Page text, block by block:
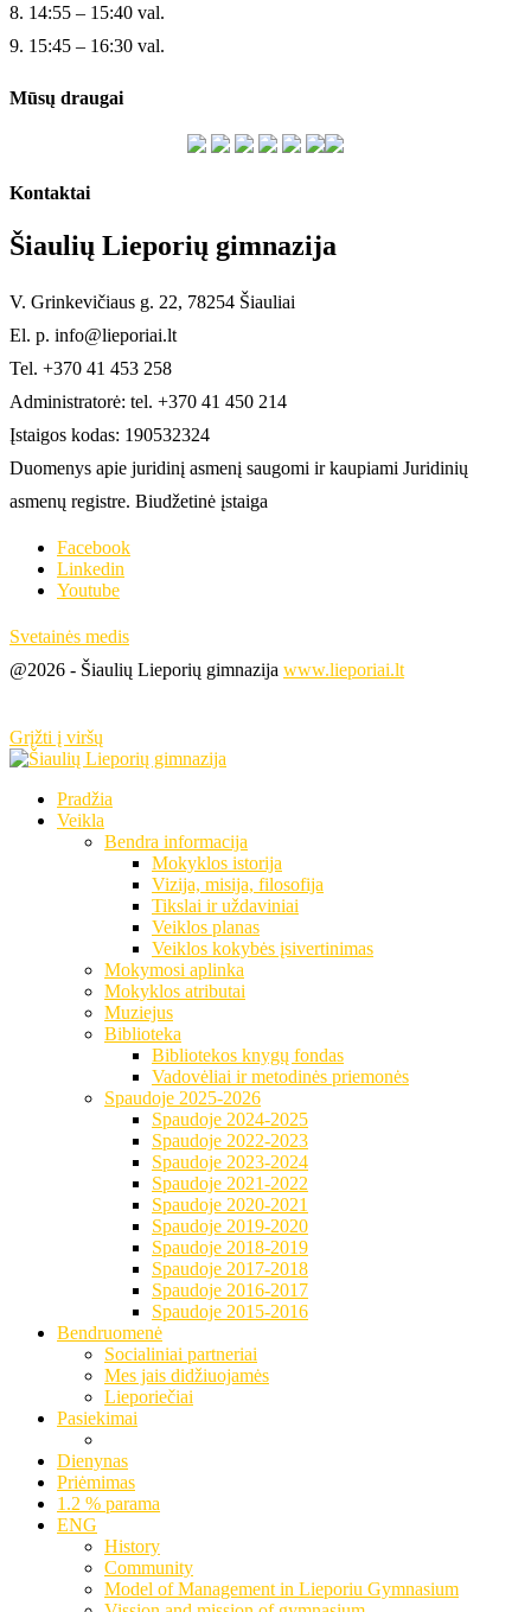
8. 14:55 – 15:40 val.
9. 15:45 – 16:30 val.
Mūsų draugai
Kontaktai
Šiaulių Lieporių gimnazija
V. Grinkevičiaus g. 22, 78254 Šiauliai
El. p. info@lieporiai.lt
Tel. +370 41 453 258
Administratorė: tel. +370 41 450 214
Įstaigos kodas: 190532324
Duomenys apie juridinį asmenį saugomi ir kaupiami Juridinių
asmenų registre. Biudžetinė įstaiga
Facebook
Linkedin
Youtube
Svetainės medis
@2026 - Šiaulių Lieporių gimnazija www.lieporiai.lt
Grįžti į viršų
Pradžia
Veikla
Bendra informacija
Mokyklos istorija
Vizija, misija, filosofija
Tikslai ir uždaviniai
Veiklos planas
Veiklos kokybės įsivertinimas
Mokymosi aplinka
Mokyklos atributai
Muziejus
Biblioteka
Bibliotekos knygų fondas
Vadovėliai ir metodinės priemonės
Spaudoje 2025-2026
Spaudoje 2024-2025
Spaudoje 2022-2023
Spaudoje 2023-2024
Spaudoje 2021-2022
Spaudoje 2020-2021
Spaudoje 2019-2020
Spaudoje 2018-2019
Spaudoje 2017-2018
Spaudoje 2016-2017
Spaudoje 2015-2016
Bendruomenė
Socialiniai partneriai
Mes jais didžiuojamės
Lieporiečiai
Pasiekimai
Dienynas
Priėmimas
1.2 % parama
ENG
History
Community
Model of Management in Lieporiu Gymnasium